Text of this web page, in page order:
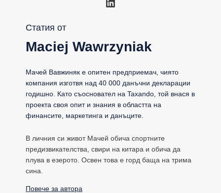
Статия от
Maciej Wawrzyniak
Мачей Вавжиняк е опитен предприемач, чиято
компания изготвя над 40 000 данъчни декларации
годишно. Като съосновател на Taxando, той внася в
проекта своя опит и знания в областта на
финансите, маркетинга и данъците.
В личния си живот Мачей обича спортните
предизвикателства, свири на китара и обича да
плува в езерото. Освен това е горд баща на трима
сина.
Повече за автора